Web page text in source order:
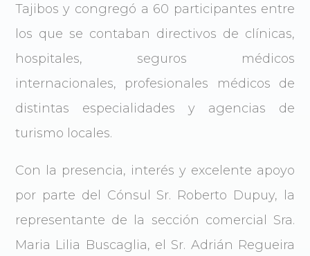
Tajibos y congregó a 60 participantes entre
los que se contaban directivos de clínicas,
hospitales, seguros médicos
internacionales, profesionales médicos de
distintas especialidades y agencias de
turismo locales.
Con la presencia, interés y excelente apoyo
por parte del Cónsul Sr. Roberto Dupuy, la
representante de la sección comercial Sra.
Maria Lilia Buscaglia, el Sr. Adrián Regueira